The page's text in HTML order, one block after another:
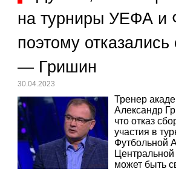
на турниры УЕФА
поэтому отказались
— Гришин
30.04.2023
Тренер
Александр
что отказ
участия в
Футбольной
может быть